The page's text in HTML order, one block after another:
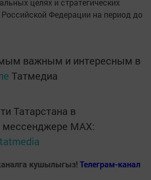
целях и стратегических
Федерации на период до
важным и интересным в
Татмедиа
Татарстана в
мессенджере MАХ:
кушылыгыз! Телеграм-канал